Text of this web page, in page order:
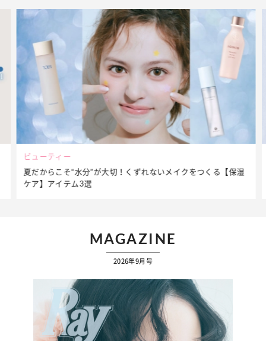
ビューティー
夏だからこそ“水分”が大切！くずれないメイクをつくる【保湿
ケア】アイテム3選
MAGAZINE
2026年9月号